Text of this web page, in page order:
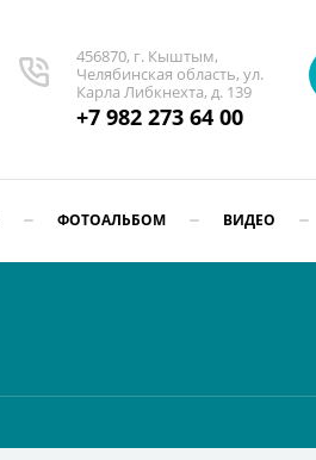
456870, г. Кыштым,
Челябинская область, ул.
Карла Либкнехта, д. 139
+7 982 273 64 00
ФОТОАЛЬБОМ ВИДЕО